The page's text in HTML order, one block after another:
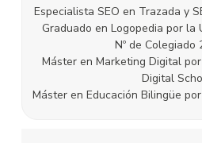
Especialista SEO en Trazada y
Graduado en Logopedia por la
Nº de Colegiado
Máster en Marketing Digital
Digital
Máster en Educación Bilingüe